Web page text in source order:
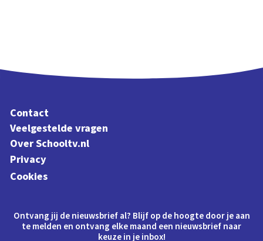
Contact
Veelgestelde vragen
Over Schooltv.nl
Privacy
Cookies
Ontvang jij de nieuwsbrief al? Blijf op de hoogte door je aan
te melden en ontvang elke maand een nieuwsbrief naar
keuze in je inbox!